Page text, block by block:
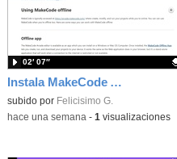
Instala MakeCode Arcade offline para programar grandes juegos sin necesidad de Internet
Contenido educativo.
subido por Felicisimo G.
02′ 07″
-hace una semana - 1 visualizaciones